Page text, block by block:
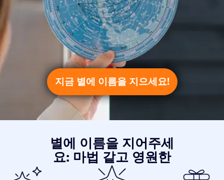
지금 별에 이름을 지으세요!
별에 이름을 지어주세
요: 마법 같고 영원한